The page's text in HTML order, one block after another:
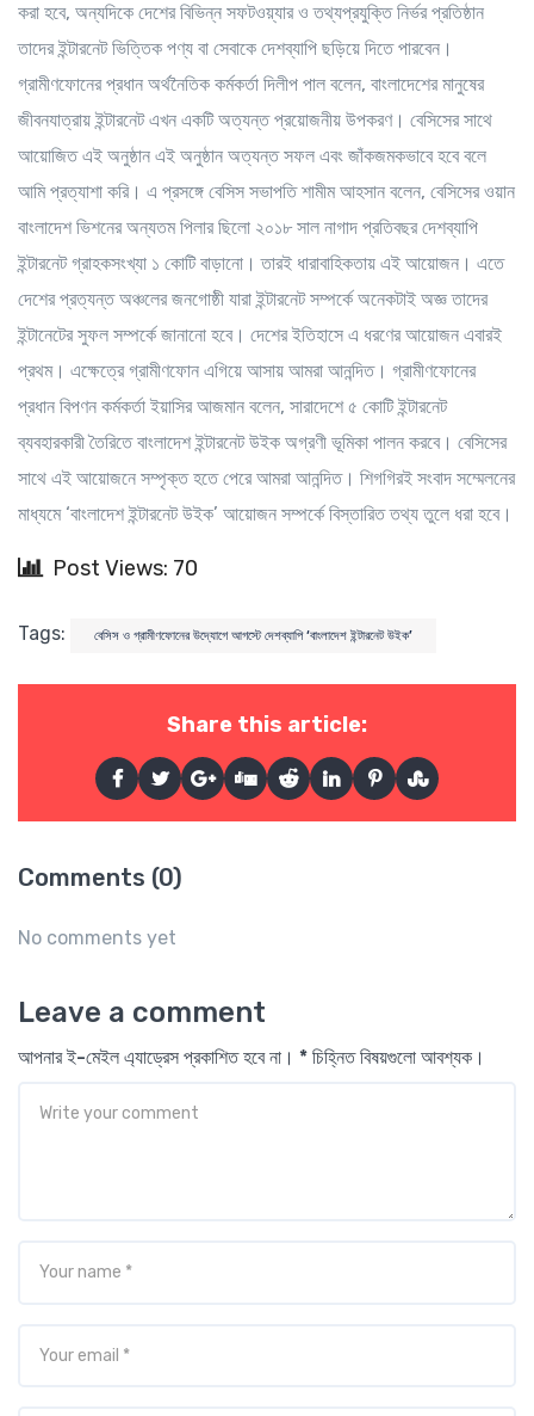
করা হবে, অন্যদিকে দেশের বিভিন্ন সফটওয়্যার ও তথ্যপ্রযুক্তি নির্ভর প্রতিষ্ঠান
তাদের ইন্টারনেট ভিত্তিক পণ্য বা সেবাকে দেশব্যাপি ছড়িয়ে দিতে পারবেন।
গ্রামীণফোনের প্রধান অর্থনৈতিক কর্মকর্তা দিলীপ পাল বলেন, বাংলাদেশের মানুষের
জীবনযাত্রায় ইন্টারনেট এখন একটি অত্যন্ত প্রয়োজনীয় উপকরণ। বেসিসের সাথে
আয়োজিত এই অনুষ্ঠান এই অনুষ্ঠান অত্যন্ত সফল এবং জাঁকজমকভাবে হবে বলে
আমি প্রত্যাশা করি। এ প্রসঙ্গে বেসিস সভাপতি শামীম আহসান বলেন, বেসিসের ওয়ান
বাংলাদেশ ভিশনের অন্যতম পিলার ছিলো ২০১৮ সাল নাগাদ প্রতিবছর দেশব্যাপি
ইন্টারনেট গ্রাহকসংখ্যা ১ কোটি বাড়ানো। তারই ধারাবাহিকতায় এই আয়োজন। এতে
দেশের প্রত্যন্ত অঞ্চলের জনগোষ্ঠী যারা ইন্টারনেট সম্পর্কে অনেকটাই অজ্ঞ তাদের
ইন্টানেটের সুফল সম্পর্কে জানানো হবে। দেশের ইতিহাসে এ ধরণের আয়োজন এবারই
প্রথম। এক্ষেত্রে গ্রামীণফোন এগিয়ে আসায় আমরা আনন্দিত। গ্রামীণফোনের
প্রধান বিপণন কর্মকর্তা ইয়াসির আজমান বলেন, সারাদেশে ৫ কোটি ইন্টারনেট
ব্যবহারকারী তৈরিতে বাংলাদেশ ইন্টারনেট উইক অগ্রণী ভূমিকা পালন করবে। বেসিসের
সাথে এই আয়োজনে সম্পৃক্ত হতে পেরে আমরা আনন্দিত। শিগগিরই সংবাদ সম্মেলনের
মাধ্যমে ‘বাংলাদেশ ইন্টারনেট উইক’ আয়োজন সম্পর্কে বিস্তারিত তথ্য তুলে ধরা হবে।
Post Views: 70
Tags: বেসিস ও গ্রামীণফোনের উদ্যোগে আগস্টে দেশব্যাপি ‘বাংলাদেশ ইন্টারনেট উইক’
Share this article:
Comments (0)
No comments yet
Leave a comment
আপনার ই-মেইল এ্যাড্রেস প্রকাশিত হবে না। * চিহ্নিত বিষয়গুলো আবশ্যক।